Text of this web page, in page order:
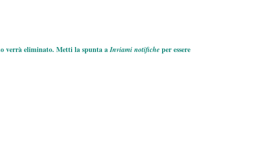
verrà eliminato. Metti la spunta aInviami notifiche per essere